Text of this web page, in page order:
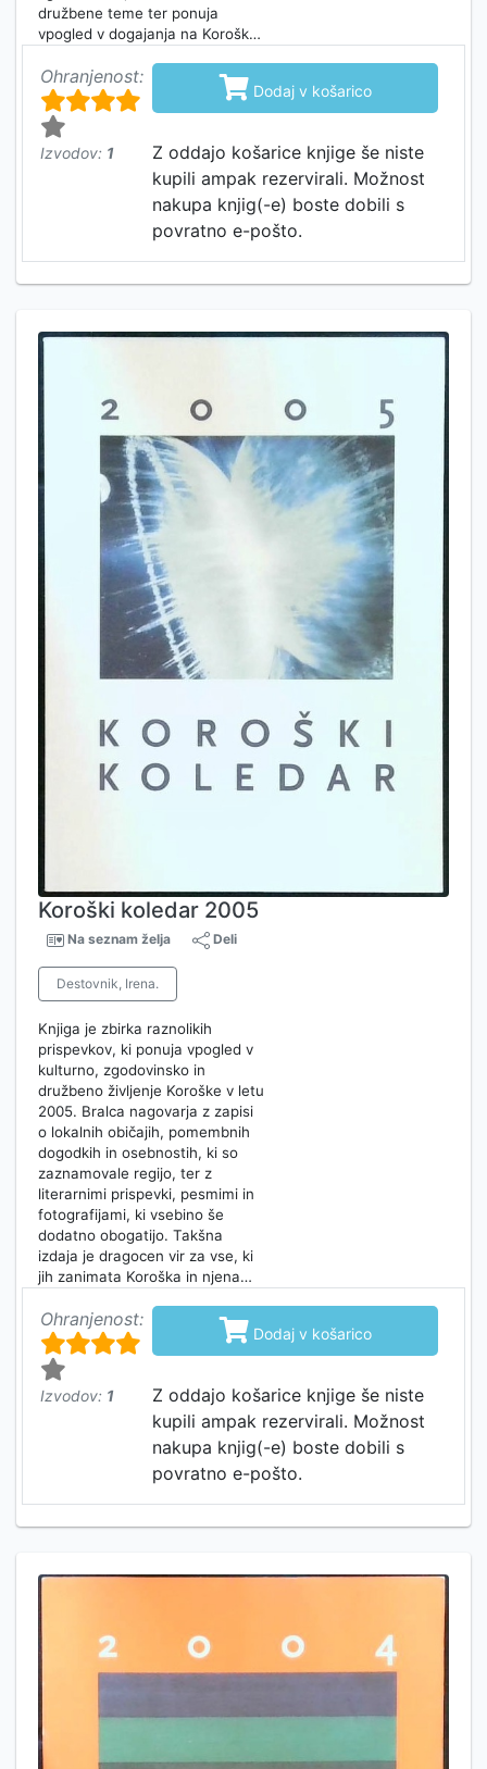
družbene teme ter ponuja
vpogled v dogajanja na Korošk…
Ohranjenost:
Izvodov: 1
 Dodaj v košarico
Z oddajo košarice knjige še niste
kupili ampak rezervirali. Možnost
nakupa knjig(-e) boste dobili s
povratno e-pošto.
Koroški koledar 2005
Na seznam želja Deli
Destovnik, Irena.
Knjiga je zbirka raznolikih
prispevkov, ki ponuja vpogled v
kulturno, zgodovinsko in
družbeno življenje Koroške v letu
2005. Bralca nagovarja z zapisi
o lokalnih običajih, pomembnih
dogodkih in osebnostih, ki so
zaznamovale regijo, ter z
literarnimi prispevki, pesmimi in
fotografijami, ki vsebino še
dodatno obogatijo. Takšna
izdaja je dragocen vir za vse, ki
jih zanimata Koroška in njena…
Ohranjenost:
Izvodov: 1
 Dodaj v košarico
Z oddajo košarice knjige še niste
kupili ampak rezervirali. Možnost
nakupa knjig(-e) boste dobili s
povratno e-pošto.